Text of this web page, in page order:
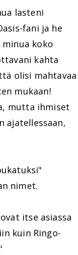
lasteni
fani ja he
koko
kahta
olisi mahtavaa
mukaan!
mutta ihmiset
ajatellessaan,
nimet.
itse asiassa
kuin Ringo-